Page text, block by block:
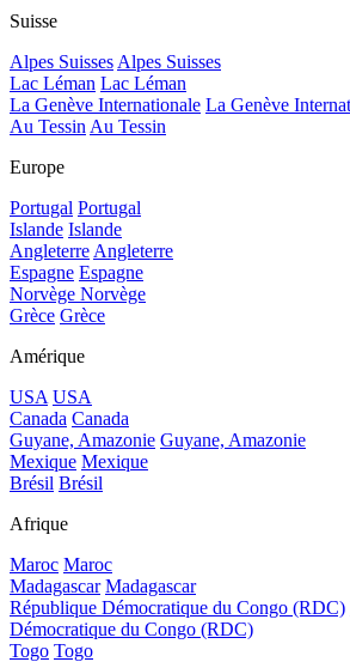
Suisse
Alpes Suisses Alpes Suisses
Lac Léman Lac Léman
La Genève Internationale La Genève
Au Tessin Au Tessin
Europe
Portugal Portugal
Islande Islande
Angleterre Angleterre
Espagne Espagne
Norvège Norvège
Grèce Grèce
Amérique
USA USA
Canada Canada
Guyane, Amazonie Guyane, Amazonie
Mexique Mexique
Brésil Brésil
Afrique
Maroc Maroc
Madagascar Madagascar
République Démocratique du Congo (RDC)
Démocratique du Congo (RDC)
Togo Togo